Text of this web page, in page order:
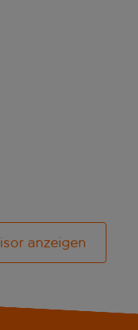
anzeigen